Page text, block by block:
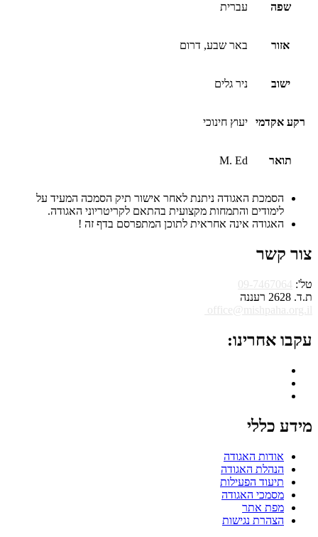
שפה עברית
אזור באר שבע, דרום
ישוב ניר גלים
רקע אקדמי יעוץ חינוכי
תואר M. Ed
הסמכת האגודה ניתנת לאחר אישור תיק הסמכה המעיד על
לימודים והתמחות מקצועית בהתאם לקריטריוני האגודה.
האגודה אינה אחראית לתוכן המתפרסם בדף זה !
צור קשר
טל': 09-7467064
ת.ד. 2628 רעננה
office@mishpaha.org.il
עקבו אחרינו:
מידע כללי
אודות האגודה
הנהלת האגודה
תיעוד הפעילות
מסמכי האגודה
מפת אתר
הצהרת נגישות